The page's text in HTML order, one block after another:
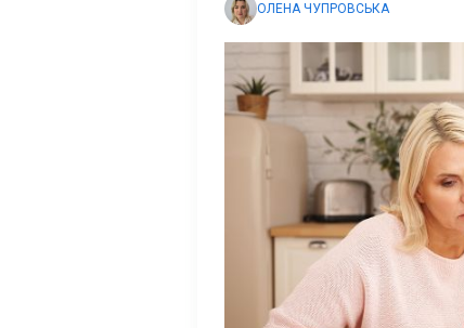
ОЛЕНА ЧУПРОВСЬКА